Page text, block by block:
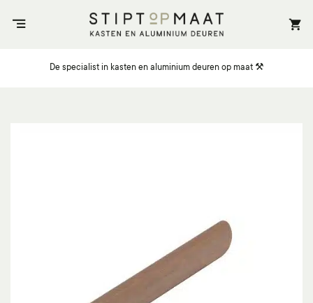
naar
De specialist in kasten en aluminium deuren op maat ⚒️